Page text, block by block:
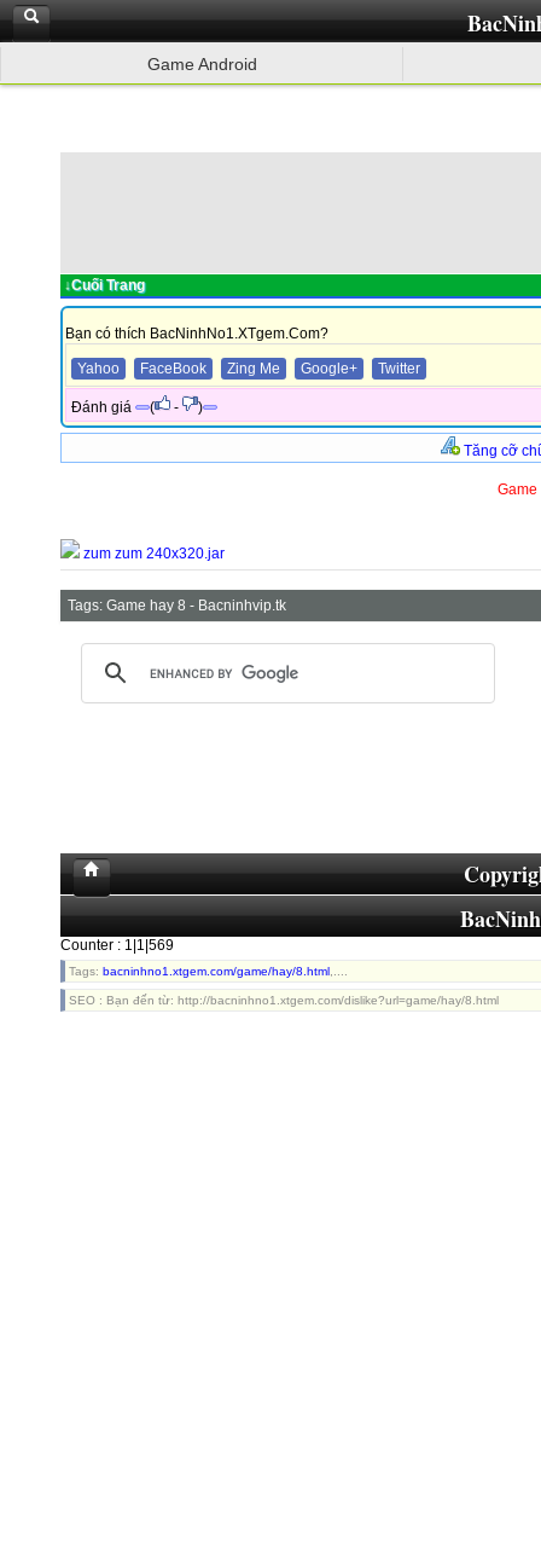
Game Android
↓Cuối Trang
Bạn có thích BacNinhNo1.XTgem.Com?
Yahoo FaceBook Zing Me Google+ Twitter
Đánh giá ( - )
Tăng cỡ
Game
zum zum 240x320.jar
Tags: Game hay 8 - Bacninhvip.tk
Counter : 1|1|569
Tags: bacninhno1.xtgem.com/game/hay/8.html
SEO : Bạn đến từ: http://bacninhno1.xtgem.com/dislike?url=game/hay/8.html